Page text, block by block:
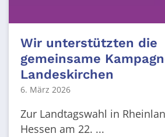
Wir unterstützten die
gemeinsame
Landeskirchen
6. März 2026
Zur Landtagswahl in
Hessen am 22. ...